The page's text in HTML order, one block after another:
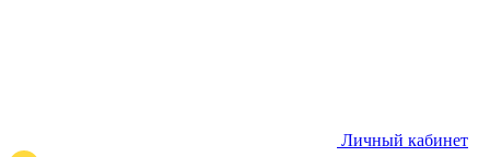
Личный кабинет